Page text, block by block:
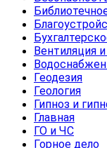
Вентиляция
Геодезия
Геология
Гипноз и
Главная
ГО и ЧС
Горное дело